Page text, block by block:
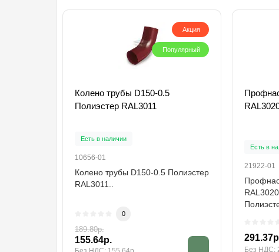
Акция
Популярный
Колено трубы D150-0.5
Полиэстер RAL3011
Есть в наличии
10656-01
Колено трубы D150-0.5 Полиэстер
RAL3011..
0
189.80р.
155.64р.
Есть в
21922-01
RAL3020
Без НДС: